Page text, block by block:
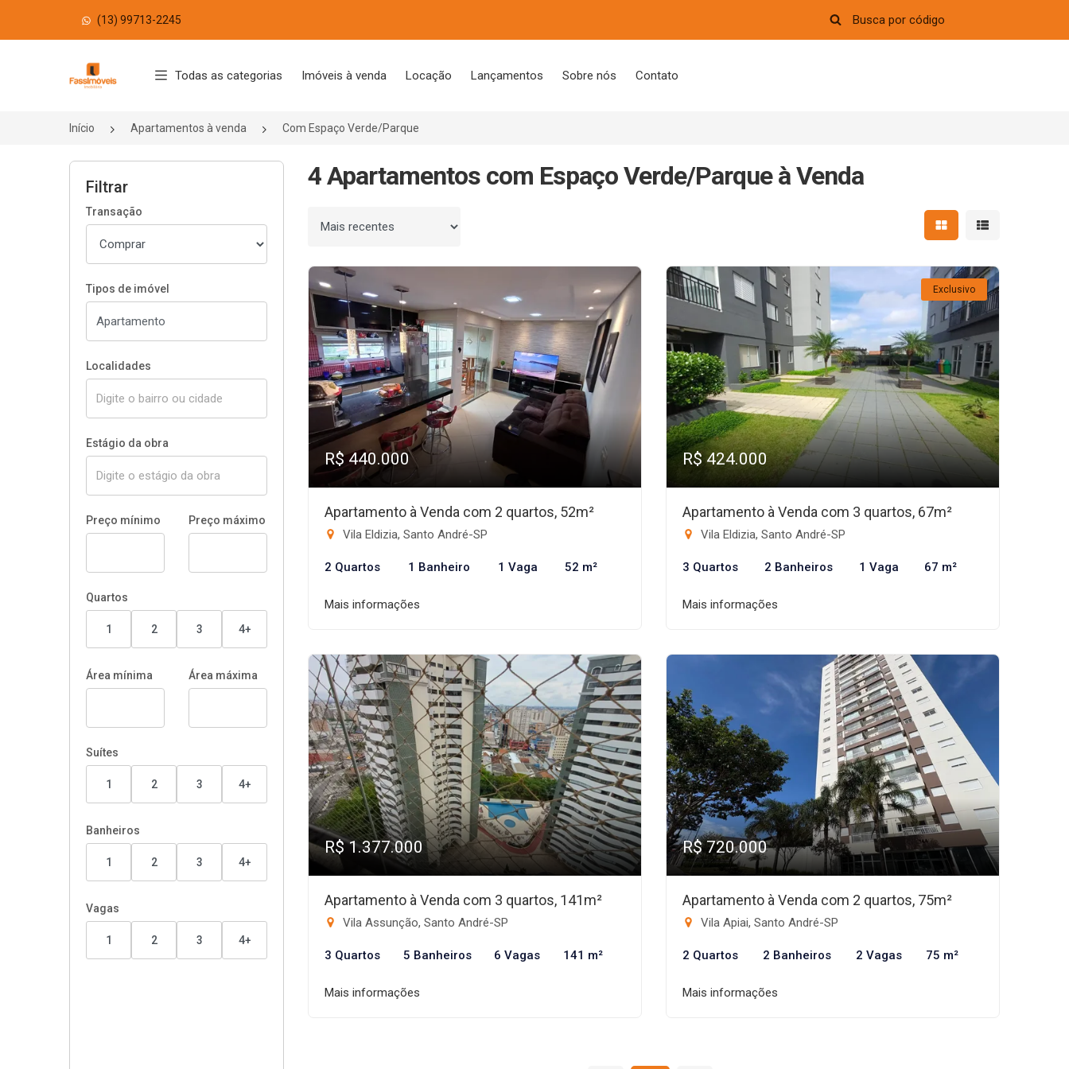
(13) 99713-2245
Página inicial
Todas as categorias Imóveis à venda Locação Lançamentos Sobre nós Contato
Início Apartamentos à venda Com Espaço Verde/Parque
Filtrar
Transação
Tipos de imóvel
Localidades
Estágio da obra
Preço mínimo Preço máximo
Quartos
1 2 3 4+
Área mínima Área máxima
Suítes
1 2 3 4+
Banheiros
1 2 3 4+
Vagas
1 2 3 4+
4 Apartamentos com Espaço Verde/Parque à Venda
Ordenar por Mostrar resultados em
Mostrar
R$ 440.000
Apartamento à Venda com 2 quartos, 52m²
Vila Eldizia, Santo André-SP
2 Quartos 1 Banheiro 1 Vaga 52 m²
Mais informações
Exclusivo
R$ 424.000
Apartamento à Venda com 3 quartos, 67m²
Vila Eldizia, Santo André-SP
3 Quartos 2 Banheiros 1 Vaga 67 m²
Mais informações
R$ 1.377.000
Apartamento à Venda com 3 quartos, 141m²
Vila Assunção, Santo André-SP
3 Quartos 5 Banheiros 6 Vagas 141 m²
Mais informações
R$ 720.000
Apartamento à Venda com 2 quartos, 75m²
Vila Apiai, Santo André-SP
2 Quartos 2 Banheiros 2 Vagas 75 m²
Mais informações